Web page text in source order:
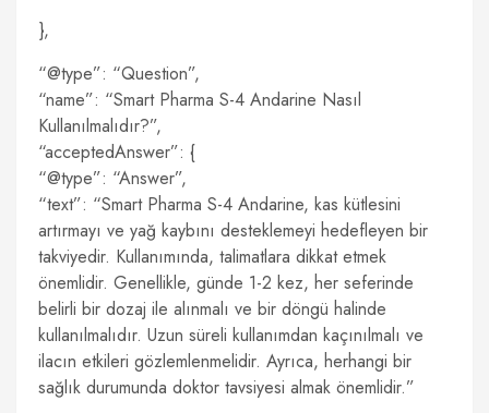
},
“@type”: “Question”,
“name”: “Smart Pharma S-4 Andarine Nasıl
Kullanılmalıdır?”,
“acceptedAnswer”: {
“@type”: “Answer”,
“text”: “Smart Pharma S-4 Andarine, kas kütlesini
artırmayı ve yağ kaybını desteklemeyi hedefleyen bir
takviyedir. Kullanımında, talimatlara dikkat etmek
önemlidir. Genellikle, günde 1-2 kez, her seferinde
belirli bir dozaj ile alınmalı ve bir döngü halinde
kullanılmalıdır. Uzun süreli kullanımdan kaçınılmalı ve
ilacın etkileri gözlemlenmelidir. Ayrıca, herhangi bir
sağlık durumunda doktor tavsiyesi almak önemlidir.”